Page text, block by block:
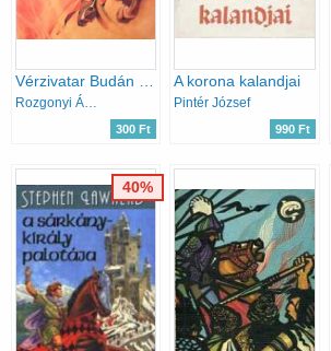
Rozgonyi Ádám-Fassel Ferenc
300 Ft
A korona kalandjai
Pintér József
990 Ft
40%